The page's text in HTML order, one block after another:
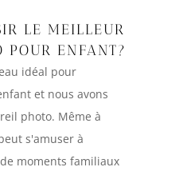
LE MEILLEUR
POUR ENFANT?
idéal pour
et nous avons
photo. Même à
s'amuser à
moments familiaux